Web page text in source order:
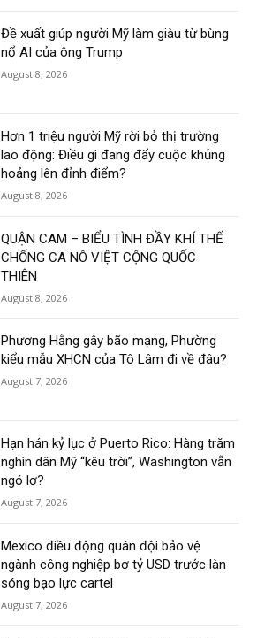
Đề xuất giúp người Mỹ làm giàu từ bùng
nổ AI của ông Trump
August 8, 2026
Hơn 1 triệu người Mỹ rời bỏ thị trường
lao động: Điều gì đang đẩy cuộc khủng
hoảng lên đỉnh điểm?
August 8, 2026
QUẬN CAM – BIỂU TÌNH ĐẦY KHÍ THẾ
CHỐNG CA NÔ VIỆT CỘNG QUỐC
THIÊN
August 8, 2026
Phương Hằng gây bão mạng, Phường
kiểu mẫu XHCN của Tô Lâm đi về đâu?
August 7, 2026
Hạn hán kỷ lục ở Puerto Rico: Hàng trăm
nghìn dân Mỹ “kêu trời”, Washington vẫn
ngó lơ?
August 7, 2026
Mexico điều động quân đội bảo vệ
ngành công nghiệp bơ tỷ USD trước làn
sóng bạo lực cartel
August 7, 2026